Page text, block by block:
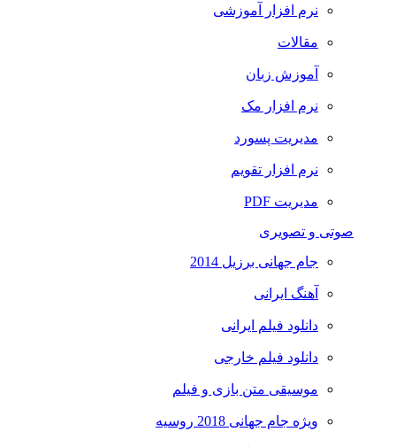
نرم افزار آموزشی
مقالات
آموزش زبان
نرم افزار مک
مدیریت پسورد
نرم افزار تقویم
مدیریت PDF
صوتی و تصویری
جام جهانی برزیل 2014
آهنگ ایرانی
دانلود فیلم ایرانی
دانلود فیلم خارجی
موسیقی متن بازی و فیلم
ویژه جام جهانی 2018 روسیه